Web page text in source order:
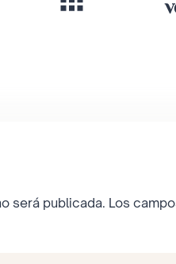
será publicada. Los